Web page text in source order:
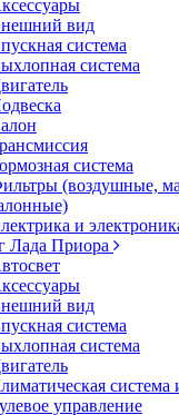
вид
система
система
система
(воздушные,
и
Лада Приора
вид
система
система
система
управление